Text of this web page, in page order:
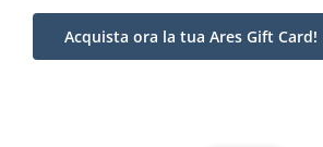
Acquista ora la tua Ares Gift Card!